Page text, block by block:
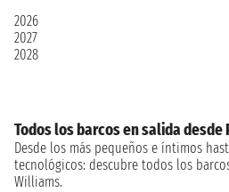
2026
2027
2028
Todos los barcos en salida
Desde los más pequeños e íntimos
tecnológicos: descubre todos los
Williams.